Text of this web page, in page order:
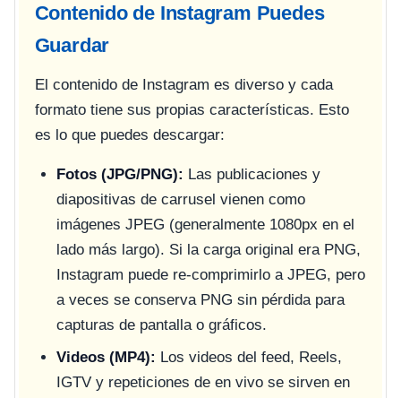
Contenido de Instagram Puedes
Guardar
El contenido de Instagram es diverso y cada
formato tiene sus propias características. Esto
es lo que puedes descargar:
Fotos (JPG/PNG): Las publicaciones y
diapositivas de carrusel vienen como
imágenes JPEG (generalmente 1080px en el
lado más largo). Si la carga original era PNG,
Instagram puede re-comprimirlo a JPEG, pero
a veces se conserva PNG sin pérdida para
capturas de pantalla o gráficos.
Videos (MP4): Los videos del feed, Reels,
IGTV y repeticiones de en vivo se sirven en